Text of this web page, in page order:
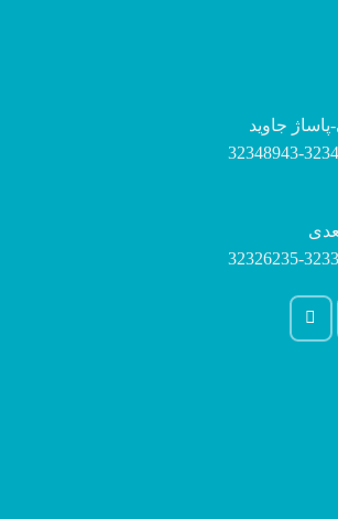
جاوید
32348943-
32326235-